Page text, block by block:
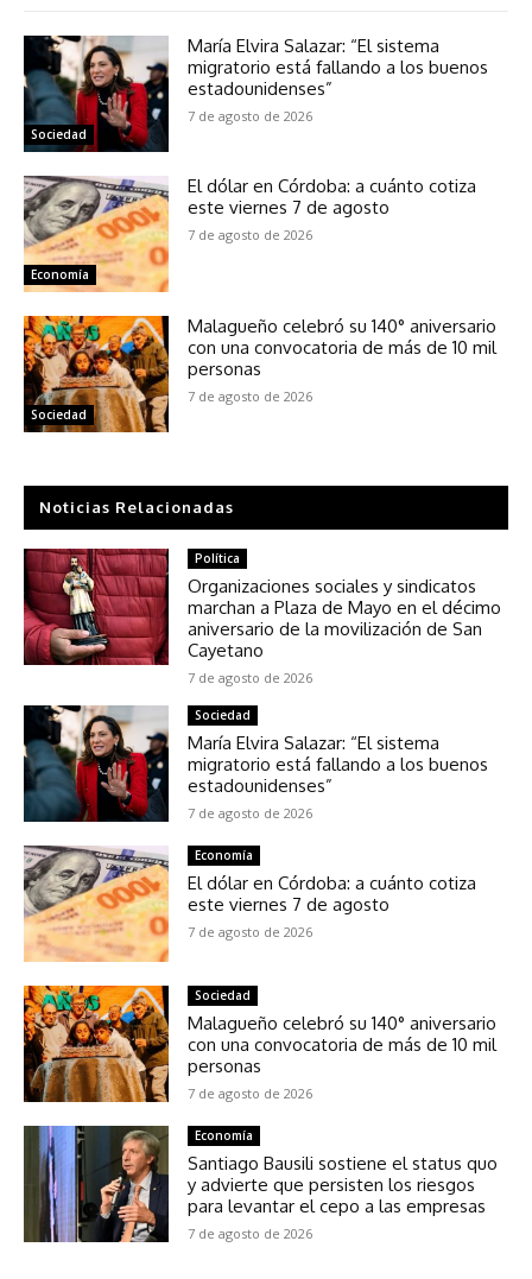
Sociedad
María Elvira Salazar: “El sistema
migratorio está fallando a los buenos
estadounidenses”
7 de agosto de 2026
Economía
El dólar en Córdoba: a cuánto cotiza
este viernes 7 de agosto
7 de agosto de 2026
Sociedad
Malagueño celebró su 140° aniversario
con una convocatoria de más de 10 mil
personas
7 de agosto de 2026
Noticias Relacionadas
Política
Organizaciones sociales y sindicatos
marchan a Plaza de Mayo en el décimo
aniversario de la movilización de San
Cayetano
7 de agosto de 2026
Sociedad
María Elvira Salazar: “El sistema
migratorio está fallando a los buenos
estadounidenses”
7 de agosto de 2026
Economía
El dólar en Córdoba: a cuánto cotiza
este viernes 7 de agosto
7 de agosto de 2026
Sociedad
Malagueño celebró su 140° aniversario
con una convocatoria de más de 10 mil
personas
7 de agosto de 2026
Economía
Santiago Bausili sostiene el status quo
y advierte que persisten los riesgos
para levantar el cepo a las empresas
7 de agosto de 2026